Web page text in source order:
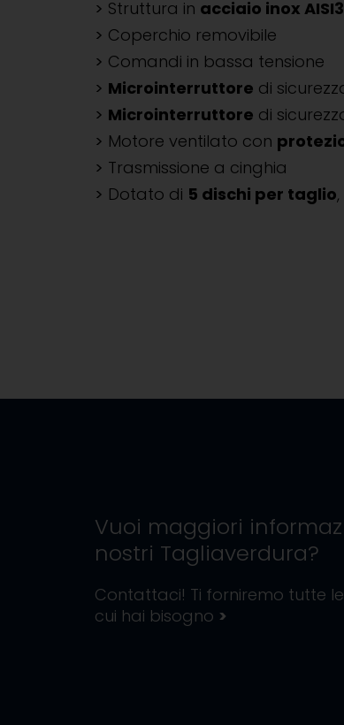
Struttura in acciaio inox
Coperchio removibile
Comandi in bassa tensione
Microinterruttore di
Microinterruttore di
Motore ventilato con
Trasmissione a cinghia
Dotato di 5 dischi per taglio
Vuoi maggiori
nostri Tagliaverdura?
Contattaci! Ti forniremo tutte
cui hai bisogno >